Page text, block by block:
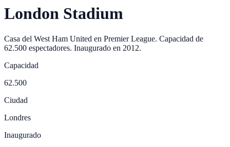
London Stadium
Casa del West Ham United en Premier League. Capacidad de
62.500 espectadores. Inaugurado en 2012.
Capacidad
62.500
Ciudad
Londres
Inaugurado